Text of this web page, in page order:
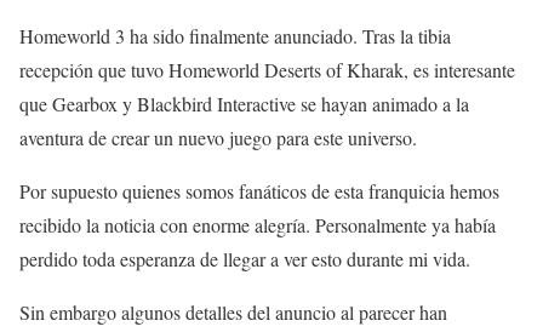
Homeworld 3 ha sido finalmente anunciado. Tras la tibia
recepción que tuvo Homeworld Deserts of Kharak, es interesante
que Gearbox y Blackbird Interactive se hayan animado a la
aventura de crear un nuevo juego para este universo.
Por supuesto quienes somos fanáticos de esta franquicia hemos
recibido la noticia con enorme alegría. Personalmente ya había
perdido toda esperanza de llegar a ver esto durante mi vida.
Sin embargo algunos detalles del anuncio al parecer han